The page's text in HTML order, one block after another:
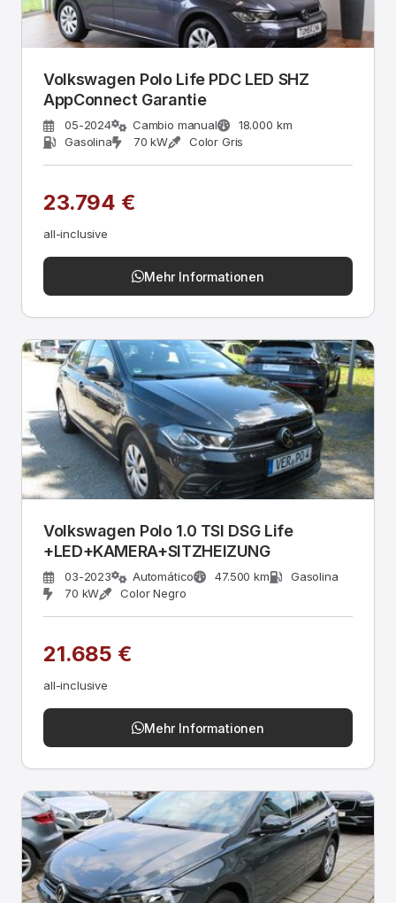
Volkswagen Polo Life PDC LED SHZ
AppConnect Garantie
05-2024 Cambio manual
18.000 km
Gasolina
70 kW Color Gris
23.794 €
all-inclusive
Mehr Informationen
Volkswagen Polo 1.0 TSI DSG Life
+LED+KAMERA+SITZHEIZUNG
03-2023 Automático 47.500 km
Gasolina
70 kW
Color Negro
21.685 €
all-inclusive
Mehr Informationen